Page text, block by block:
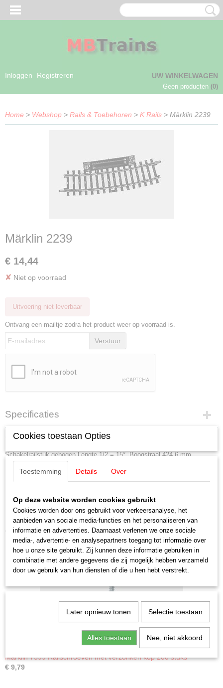
Inloggen Registreren UW WINKELWAGEN
Geen producten (0)
Home > Webshop > Rails & Toebehoren > K Rails > Märklin 2239
Märklin 2239
€ 14,44
✘ Niet op voorraad
Uitvoering niet leverbaar
Ontvang een mailtje zodra het product weer op voorraad is.
Verstuur
Specificaties
Productcode
Omschrijving
Schakelrailstuk gebogen.Lengte 1/2 = 15°. Boogstraal 424,6 mm.
Momentcontact via de sleepschoen van het voertuig.
Ook interessant
Märklin 7599 Railschroeven met verzonken kop 200 stuks
€ 9,79
Cookies toestaan Opties
Toestemming Details Over
Op deze website worden cookies gebruikt
Cookies worden door ons gebruikt voor verkeersanalyse, het
aanbieden van sociale media-functies en het personaliseren van
informatie en advertenties. Daarnaast verlenen we onze sociale
media-, advertentie- en analysepartners toegang tot informatie over
hoe u onze site gebruikt. Zij kunnen deze informatie gebruiken in
combinatie met andere gegevens die zij mogelijk hebben verzameld
door uw gebruik van hun diensten of die u hen hebt verstrekt.
Later opnieuw tonen Selectie toestaan
Alles toestaan Nee, niet akkoord